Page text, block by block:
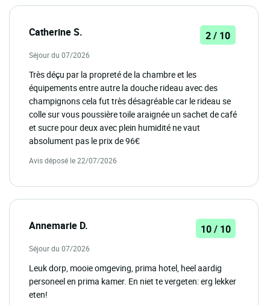
Catherine S. 2 / 10
Séjour du 07/2026
Très déçu par la propreté de la chambre et les
équipements entre autre la douche rideau avec des
champignons cela fut très désagréable car le rideau se
colle sur vous poussière toile araignée un sachet de café
et sucre pour deux avec plein humidité ne vaut
absolument pas le prix de 96€
Avis déposé le 22/07/2026
Annemarie D. 10 / 10
Séjour du 07/2026
Leuk dorp, mooie omgeving, prima hotel, heel aardig
personeel en prima kamer. En niet te vergeten: erg lekker
eten!